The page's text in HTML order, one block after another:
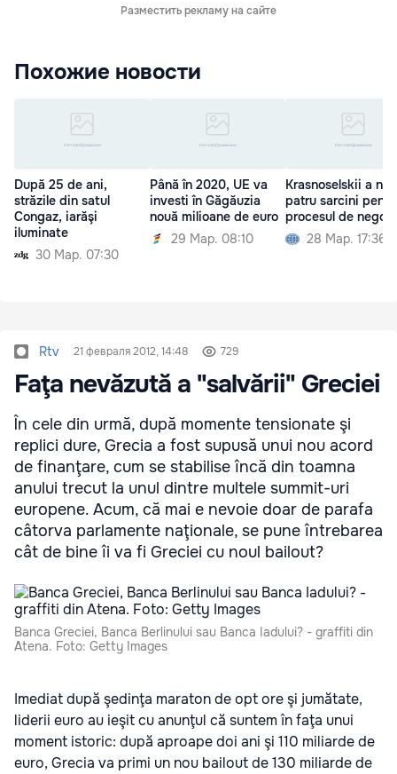
Разместить рекламу на сайте
Похожие новости
După 25 de ani,
străzile din satul
Congaz, iarăşi
iluminate
30 Мар. 07:30
Până în 2020, UE va
investi în Găgăuzia
nouă milioane de euro
29 Мар. 08:10
Krasnoselskii a
patru sarcini
procesul de
28 Мар. 17:36
Rtv 21 февраля 2012, 14:48 729
Faţa nevăzută a "salvării" Greciei
În cele din urmă, după momente tensionate şi
replici dure, Grecia a fost supusă unui nou acord
de finanţare, cum se stabilise încă din toamna
anului trecut la unul dintre multele summit-uri
europene. Acum, că mai e nevoie doar de parafa
câtorva parlamente naţionale, se pune întrebarea
cât de bine îi va fi Greciei cu noul bailout?
Banca Greciei, Banca Berlinului sau Banca Iadului? - graffiti din
Atena. Foto: Getty Images
Imediat după şedinţa maraton de opt ore şi jumătate,
liderii euro au ieşit cu anunţul că suntem în faţa unui
moment istoric: după aproape doi ani şi 110 miliarde de
euro, Grecia va primi un nou bailout de 130 miliarde de